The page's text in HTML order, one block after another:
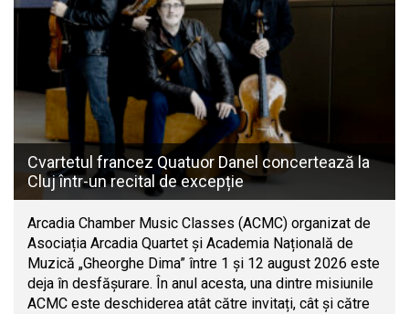
Cvartetul francez Quatuor Danel concertează la
Cluj într-un recital de excepție
Arcadia Chamber Music Classes (ACMC) organizat de
Asociația Arcadia Quartet și Academia Națională de
Muzică „Gheorghe Dima” între 1 și 12 august 2026 este
deja în desfășurare. În anul acesta, una dintre misiunile
ACMC este deschiderea atât către invitați, cât și către